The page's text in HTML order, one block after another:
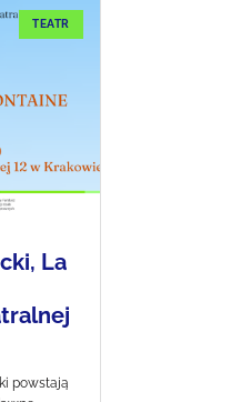
TEATR
La
powstają